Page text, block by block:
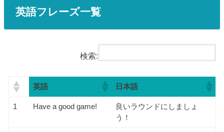
英語フレーズ一覧
検索:
英語 日本語
1 Have a good game!
良いラウンドにしましょ
う！